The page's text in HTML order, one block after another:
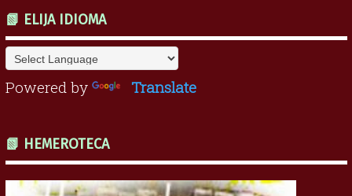
📗 ELIJA IDIOMA
Powered by Translate
📗 HEMEROTECA